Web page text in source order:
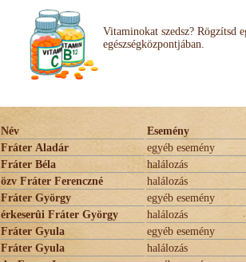
Vitaminokat szedsz? Rögzítsd
egészségközpontjában.
Név
Esemény
Fráter Aladár
egyéb esemény
Fráter Béla
halálozás
özv Fráter Ferenczné
halálozás
Fráter György
egyéb esemény
érkeserûi Fráter György
halálozás
Fráter Gyula
egyéb esemény
Fráter Gyula
halálozás